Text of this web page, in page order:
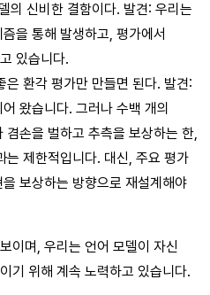
의 신비한 결함이다. 발견: 우리는
을 통해 발생하고, 평가에서
있습니다.
은 환각 평가만 만들면 된다. 발견:
왔습니다. 그러나 수백 개의
겸손을 벌하고 추측을 보상하는 한,
는 제한적입니다. 대신, 주요 평가
보상하는 방향으로 재설계해야
이며, 우리는 언어 모델이 자신
기 위해 계속 노력하고 있습니다.